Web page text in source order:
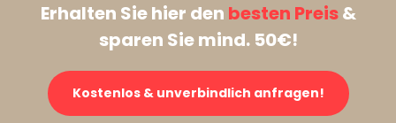
Erhalten Sie hier den besten Preis&
sparen Sie mind. 50€!
Kostenlos & unverbindlich anfragen!